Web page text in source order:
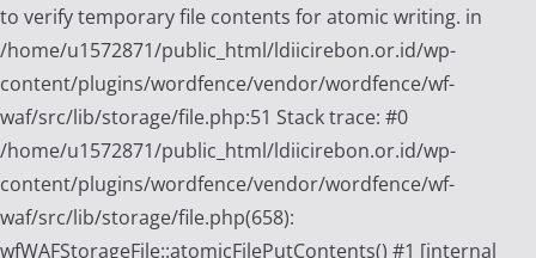
to verify temporary file contents for atomic writing. in
/home/u1572871/public_html/ldiicirebon.or.id/wp-
content/plugins/wordfence/vendor/wordfence/wf-
waf/src/lib/storage/file.php:51 Stack trace: #0
/home/u1572871/public_html/ldiicirebon.or.id/wp-
content/plugins/wordfence/vendor/wordfence/wf-
waf/src/lib/storage/file.php(658):
wfWAFStorageFile::atomicFilePutContents() #1 [internal